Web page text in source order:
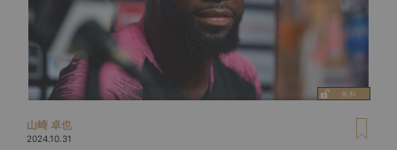
山崎 卓也
2024.10.31